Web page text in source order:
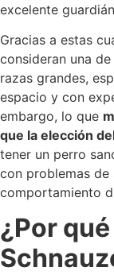
excelente
Gracias a estas
consideran una
razas grandes,
espacio y con
embargo, lo que
que la elección
tener un perro
con problemas de
comportamiento
¿Por